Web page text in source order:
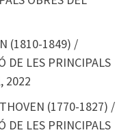
(1810-1849) /
DE LES PRINCIPALS
2022
(1770-1827) /
DE LES PRINCIPALS